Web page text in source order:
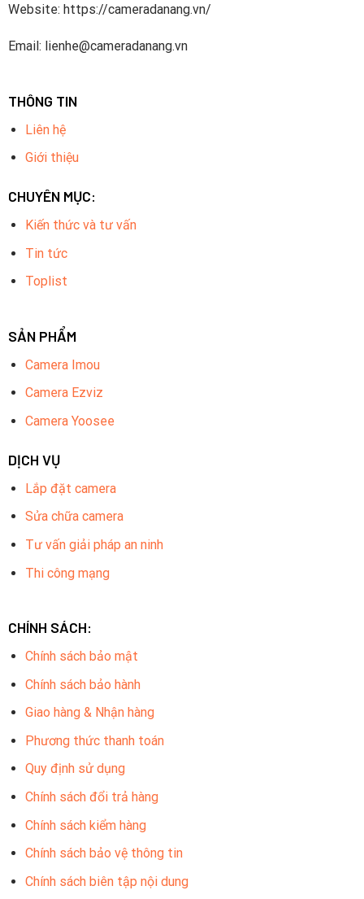
Website: https://cameradanang.vn/
Email: lienhe@cameradanang.vn
THÔNG TIN
Liên hệ
Giới thiệu
CHUYÊN MỤC:
Kiến thức và tư vấn
Tin tức
Toplist
SẢN PHẨM
Camera Imou
Camera Ezviz
Camera Yoosee
DỊCH VỤ
Lắp đặt camera
Sửa chữa camera
Tư vấn giải pháp an ninh
Thi công mạng
CHÍNH SÁCH:
Chính sách bảo mật
Chính sách bảo hành
Giao hàng & Nhận hàng
Phương thức thanh toán
Quy định sử dụng
Chính sách đổi trả hàng
Chính sách kiểm hàng
Chính sách bảo vệ thông tin
Chính sách biên tập nội dung